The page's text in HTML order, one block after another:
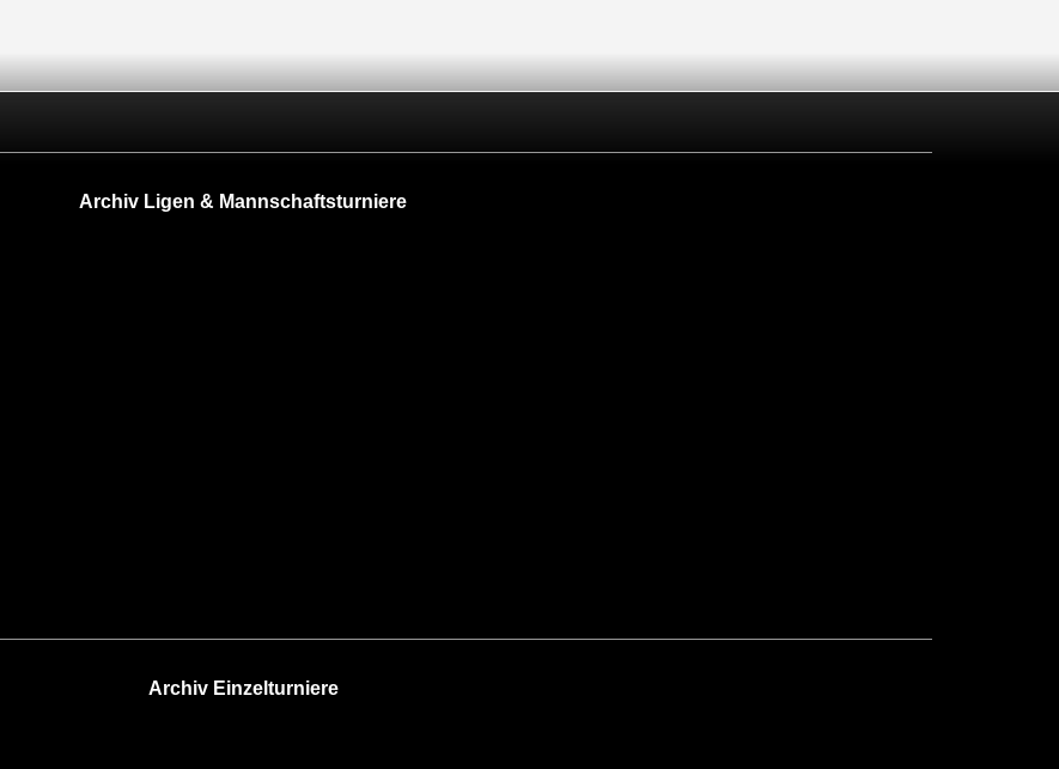
Archiv Ligen & Mannschaftsturniere
Archiv Einzelturniere